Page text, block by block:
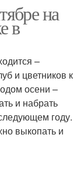
на
в
–
и цветников к
осени –
и набрать
году.
выкопать и